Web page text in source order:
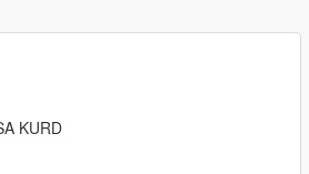
KURD